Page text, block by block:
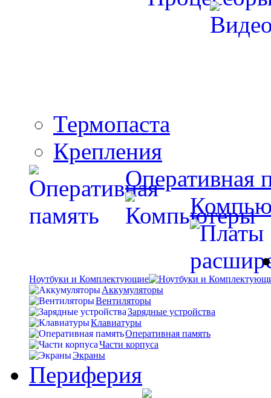
Термопаста
Крепления
Оперативная
Ноутбуки и Комплектующие
Аккумуляторы
Вентиляторы
Зарядные устройства
Клавиатуры
Оперативная память
Части корпуса
Экраны
Периферия